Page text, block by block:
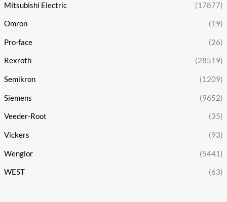
Mitsubishi Electric (17877)
Omron (19)
Pro-face (26)
Rexroth (28519)
Semikron (1209)
Siemens (9652)
Veeder-Root (35)
Vickers (93)
Wenglor (5441)
WEST (63)